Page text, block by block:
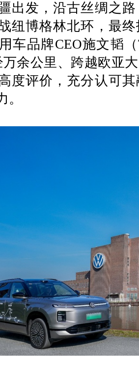
出发，沿古丝绸之
纽博格林北环，最
车品牌CEO施文韬（
万余公里、跨越欧亚
度评价，充分认可